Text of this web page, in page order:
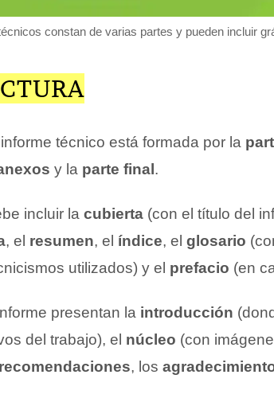
constan de varias partes y pueden incluir
técnico está formada por la
y la parte final .
incluir la cubierta (con el título del
, el resumen, el índice, el glosario
utilizados) y el prefacio (en
presentan la introducción
del trabajo), el núcleo (con
, los